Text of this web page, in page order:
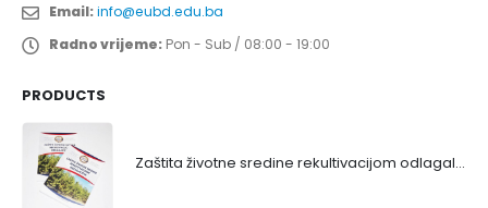
Email:info@eubd.edu.ba
Radno vrijeme: Pon - Sub / 08:00 - 19:00
PRODUCTS
Zaštita životne sredine rekultivacijom odlagališta